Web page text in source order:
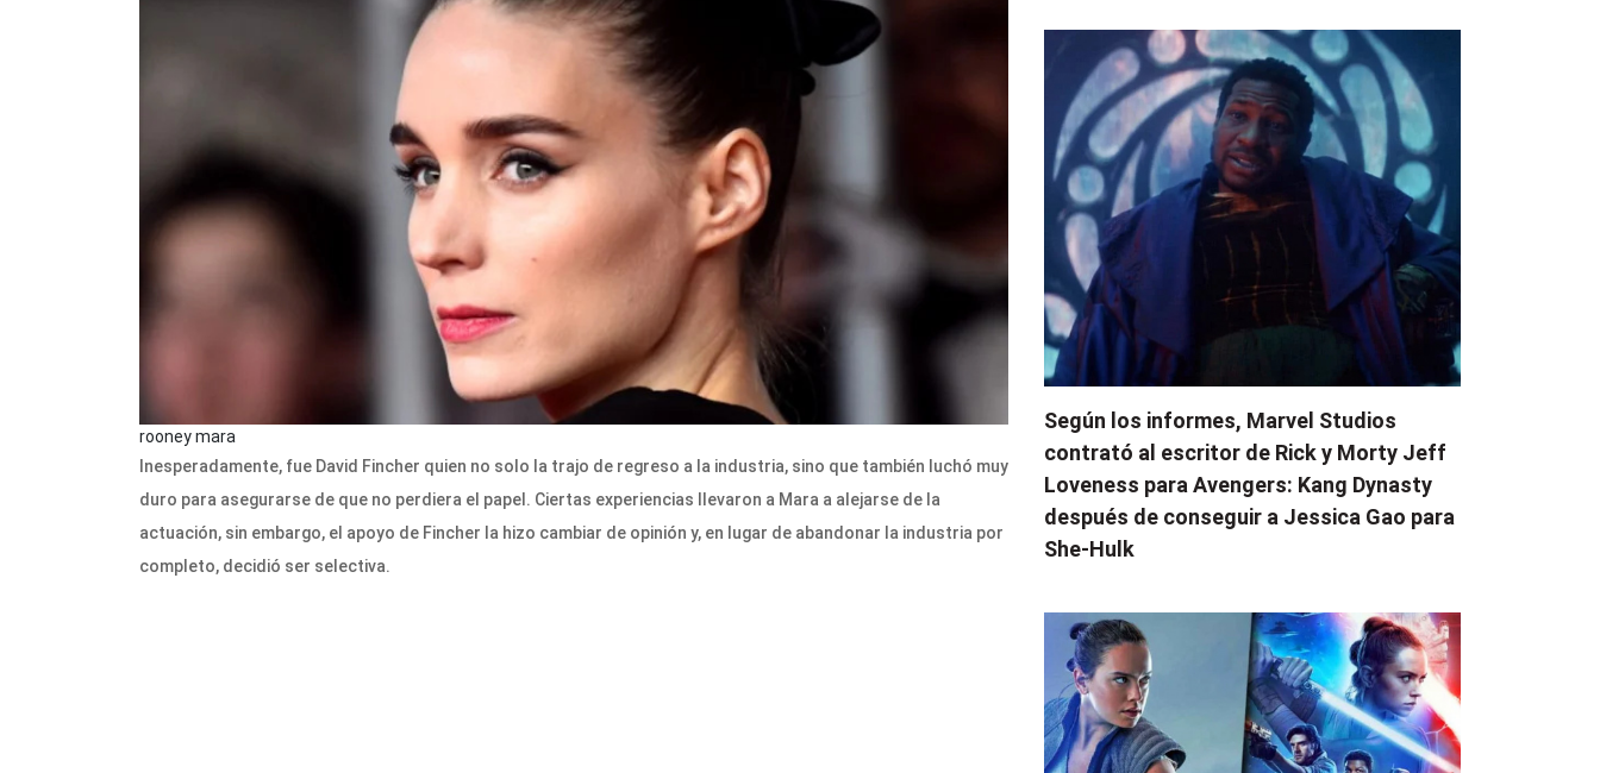
rooney mara
Inesperadamente, fue David Fincher quien no solo la trajo de regreso a la industria, sino que también luchó muy
duro para asegurarse de que no perdiera el papel. Ciertas experiencias llevaron a Mara a alejarse de la
actuación, sin embargo, el apoyo de Fincher la hizo cambiar de opinión y, en lugar de abandonar la industria por
completo, decidió ser selectiva.
Según los informes, Marvel Studios
contrató al escritor de Rick y Morty Jeff
Loveness para Avengers: Kang Dynasty
después de conseguir a Jessica Gao para
She-Hulk